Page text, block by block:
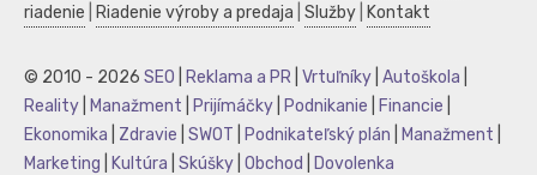
riadenie
Riadenie výroby a predaja Služby Kontakt
© 2010 - 2026 SEO Reklama a PR Vrtuľníky Autoškola
Reality
Manažment Prijímáčky Podnikanie Financie
Ekonomika
Zdravie SWOT Podnikateľský plán Manažment
Marketing
Kultúra Skúšky Obchod Dovolenka